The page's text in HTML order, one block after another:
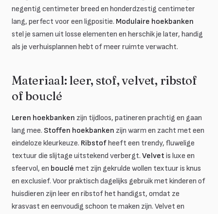
negentig centimeter breed en honderdzestig centimeter
lang, perfect voor een ligpositie. Modulaire hoekbanken
stel je samen uit losse elementen en herschik je later, handig
als je verhuisplannen hebt of meer ruimte verwacht.
Materiaal: leer, stof, velvet, ribstof
of bouclé
Leren hoekbanken zijn tijdloos, patineren prachtig en gaan
lang mee. Stoffen hoekbanken zijn warm en zacht met een
eindeloze kleurkeuze. Ribstofheeft een trendy, fluwelige
textuur die slijtage uitstekend verbergt. Velvet is luxe en
sfeervol, en bouclé met zijn gekrulde wollen textuur is knus
en exclusief. Voor praktisch dagelijks gebruik met kinderen of
huisdieren zijn leer en ribstof het handigst, omdat ze
krasvast en eenvoudig schoon te maken zijn. Velvet en